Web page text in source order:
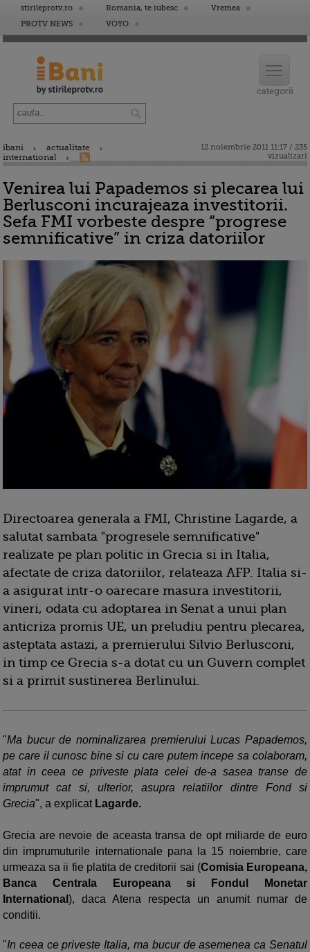
stirileprotv.ro Romania, te iubesc
Vremea
PROTV NEWS
VOYO
ibani
actualitate
international
12 noiembrie 2011 11:17 / 235
vizualizari
Venirea lui Papademos si plecarea lui
Berlusconi incurajeaza investitorii.
Sefa FMI vorbeste despre “progrese
semnificative” in criza datoriilor
Directoarea generala a FMI, Christine Lagarde, a
salutat sambata "progresele semnificative"
realizate pe plan politic in Grecia si in Italia,
afectate de criza datoriilor, relateaza AFP. Italia si-
a asigurat intr-o oarecare masura investitorii,
vineri, odata cu adoptarea in Senat a unui plan
anticriza promis UE, un preludiu pentru plecarea,
asteptata astazi, a premierului Silvio Berlusconi,
in timp ce Grecia s-a dotat cu un Guvern complet
si a primit sustinerea Berlinului.
"Ma bucur de nominalizarea premierului Lucas Papademos,
pe care il cunosc bine si cu care putem incepe sa colaboram,
atat in ceea ce priveste plata celei de-a sasea transe de
imprumut cat si, ulterior, asupra relatiilor dintre Fond si
Grecia", a explicat Lagarde.
Grecia are nevoie de aceasta transa de opt miliarde de euro
din imprumuturile internationale pana la 15 noiembrie, care
urmeaza sa ii fie platita de creditorii sai (Comisia Europeana,
Banca Centrala Europeana si Fondul Monetar
International ), daca Atena respecta un anumit numar de
conditii.
"In ceea ce priveste Italia, ma bucur de asemenea ca Senatul